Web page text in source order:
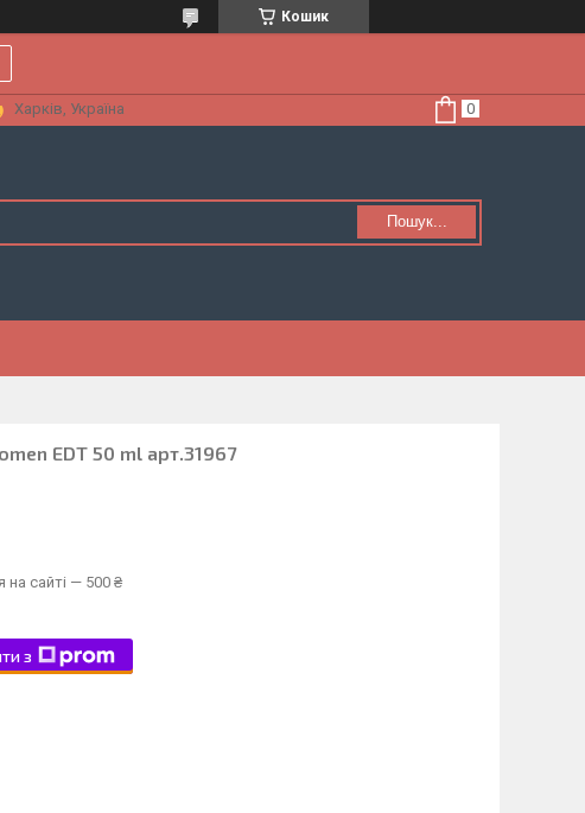
Кошик
Харків, Україна
Пошук...
EDT 50 ml арт.31967
на сайті — 500 ₴
з